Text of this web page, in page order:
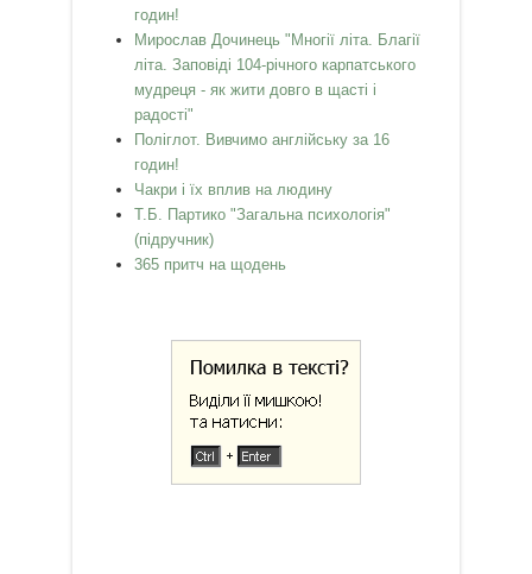
годин!
Мирослав Дочинець "Многії літа. Благії
літа. Заповіді 104-річного карпатського
мудреця - як жити довго в щасті і
радості"
Поліглот. Вивчимо англійську за 16
годин!
Чакри і їх вплив на людину
Т.Б. Партико "Загальна психологія"
(підручник)
365 притч на щодень